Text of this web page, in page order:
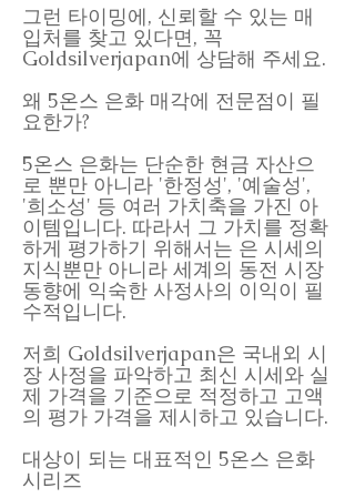
그런 타이밍에, 신뢰할 수 있는 매
입처를 찾고 있다면, 꼭
Goldsilverjapan에 상담해 주세요.
왜 5온스 은화 매각에 전문점이 필
요한가?
5온스 은화는 단순한 현금 자산으
로 뿐만 아니라 '한정성', '예술성',
'희소성' 등 여러 가치축을 가진 아
이템입니다. 따라서 그 가치를 정확
하게 평가하기 위해서는 은 시세의
지식뿐만 아니라 세계의 동전 시장
동향에 익숙한 사정사의 이익이 필
수적입니다.
저희 Goldsilverjapan은 국내외 시
장 사정을 파악하고 최신 시세와 실
제 가격을 기준으로 적정하고 고액
의 평가 가격을 제시하고 있습니다.
대상이 되는 대표적인 5온스 은화
시리즈